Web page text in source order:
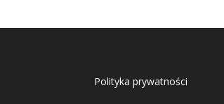
Polityka prywatności